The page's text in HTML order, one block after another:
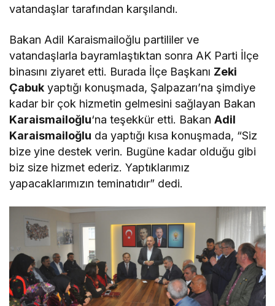
vatandaşlar tarafından karşılandı.
Bakan Adil Karaismailoğlu partililer ve
vatandaşlarla bayramlaştıktan sonra AK Parti İlçe
binasını ziyaret etti. Burada İlçe Başkanı Zeki
Çabuk yaptığı konuşmada, Şalpazarı’na şimdiye
kadar bir çok hizmetin gelmesini sağlayan Bakan
Karaismailoğlu‘na teşekkür etti. BakanAdil
Karaismailoğlu da yaptığı kısa konuşmada, “Siz
bize yine destek verin. Bugüne kadar olduğu gibi
biz size hizmet ederiz. Yaptıklarımız
yapacaklarımızın teminatıdır” dedi.